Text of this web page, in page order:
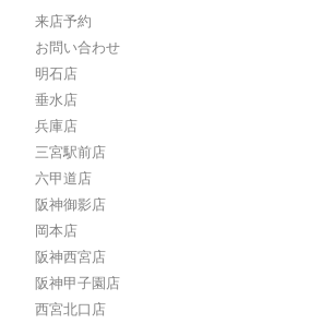
来店予約
お問い合わせ
明石店
垂水店
兵庫店
三宮駅前店
六甲道店
阪神御影店
岡本店
阪神西宮店
阪神甲子園店
西宮北口店